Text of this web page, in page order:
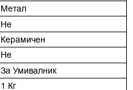
Метал
Не
Керамичен
Не
За Умивалник
1 Кг